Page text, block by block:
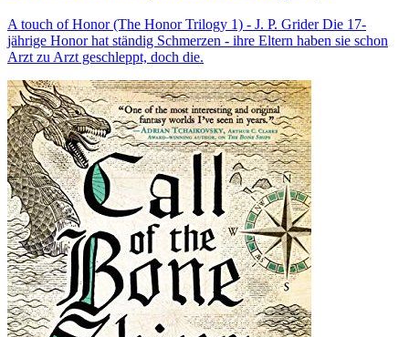
A touch of Honor (The Honor Trilogy 1) - J. P. Grider Die 17-
jährige Honor hat ständig Schmerzen - ihre Eltern haben sie schon
Arzt zu Arzt geschleppt, doch die.